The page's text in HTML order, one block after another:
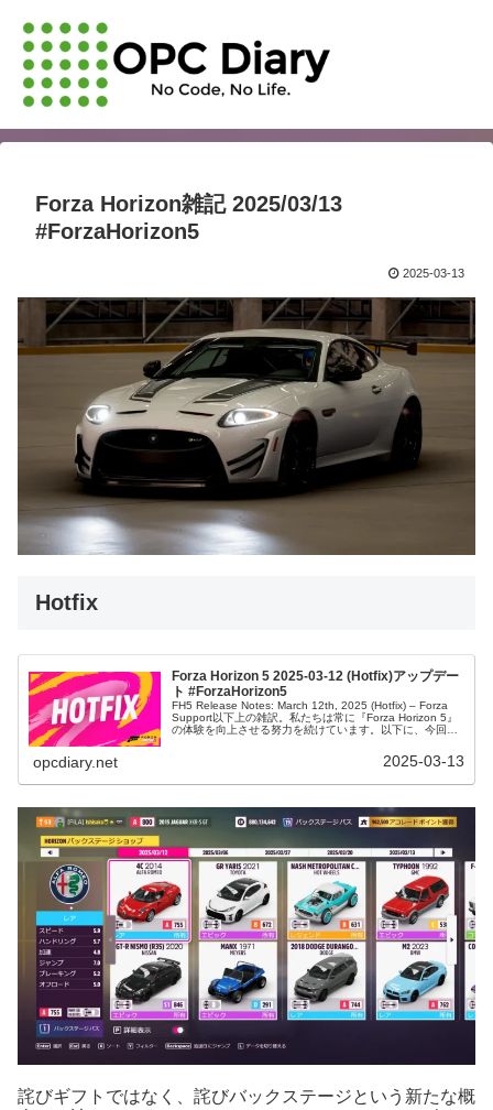
Forza Horizon雑記 2025/03/13
#ForzaHorizon5
2025-03-13
Hotfix
Forza Horizon 5 2025-03-12 (Hotfix)アップデー
ト #ForzaHorizon5
FH5 Release Notes: March 12th, 2025 (Hotfix) – Forza
Support以下上の雑訳。私たちは常に『Forza Horizon 5』
の体験を向上させる努力を続けています。以下に、今回の
opcdiary.net 2025-03-13
詫びギフトではなく、詫びバックステージという新たな概